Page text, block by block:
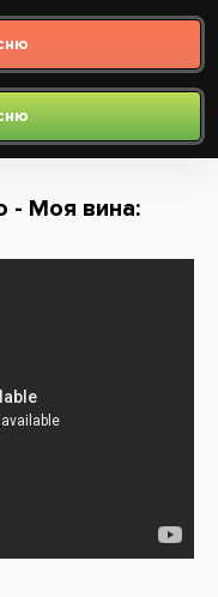
- Моя вина: